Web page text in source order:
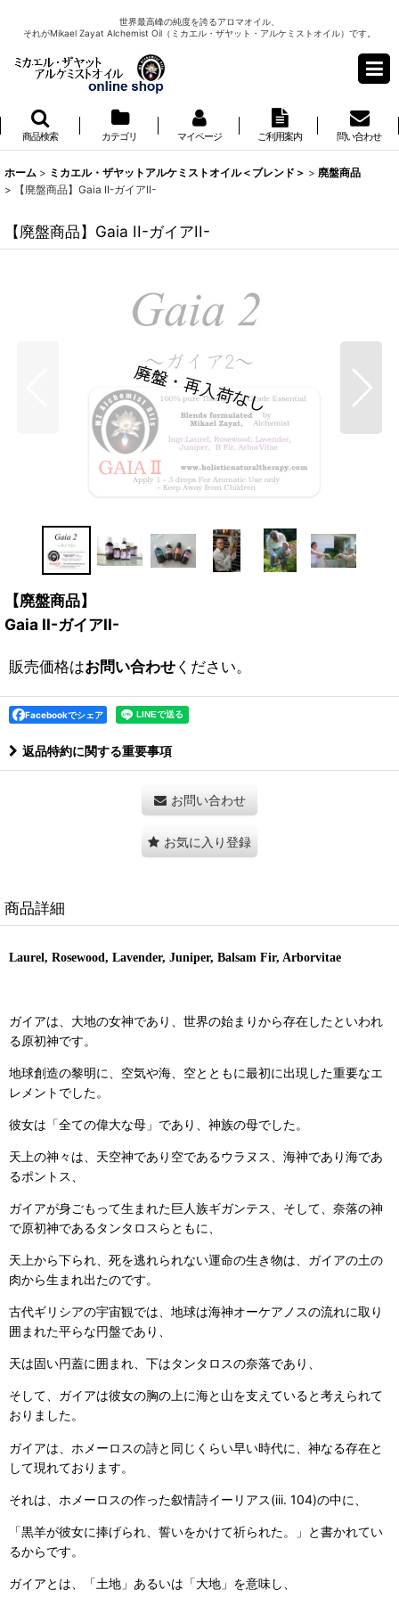
世界最高峰の純度を誇るアロマオイル、
それがMikael Zayat Alchemist Oil（ミカエル・ザヤット・アルケミストオイル）です。
商品検索 カテゴリ マイページ ご利用案内 問い合わせ
ホーム > ミカエル・ザヤットアルケミストオイル＜ブレンド＞ > 廃盤商品
>
【廃盤商品】Gaia II-ガイアII-
【廃盤商品】Gaia II-ガイアII-
【廃盤商品】
Gaia II-ガイアII-
販売価格はお問い合わせください。
Facebookでシェア
返品特約に関する重要事項
お問い合わせ
お気に入り登録
商品詳細
Laurel, Rosewood, Lavender, Juniper, Balsam Fir, Arborvitae
ガイアは、大地の女神であり、世界の始まりから存在したといわれ
る原初神です。
地球創造の黎明に、空気や海、空とともに最初に出現した重要なエ
レメントでした。
彼女は「全ての偉大な母」であり、神族の母でした。
天上の神々は、天空神であり空であるウラヌス、海神であり海であ
るポントス、
ガイアが身ごもって生まれた巨人族ギガンテス、そして、奈落の神
で原初神であるタンタロスらともに、
天上から下られ、死を逃れられない運命の生き物は、ガイアの土の
肉から生まれ出たのです。
古代ギリシアの宇宙観では、地球は海神オーケアノスの流れに取り
囲まれた平らな円盤であり、
天は固い円蓋に囲まれ、下はタンタロスの奈落であり、
そして、ガイアは彼女の胸の上に海と山を支えていると考えられて
おりました。
ガイアは、ホメーロスの詩と同じくらい早い時代に、神なる存在と
して現れております。
それは、ホメーロスの作った叙情詩イーリアス(iii. 104)の中に、
「黒羊が彼女に捧げられ、誓いをかけて祈られた。」と書かれてい
るからです。
ガイアとは、「土地」あるいは「大地」を意味し、